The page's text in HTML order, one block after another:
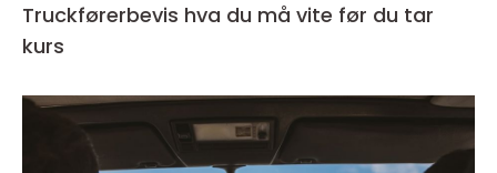
Truckførerbevis hva du må vite før du tar
kurs